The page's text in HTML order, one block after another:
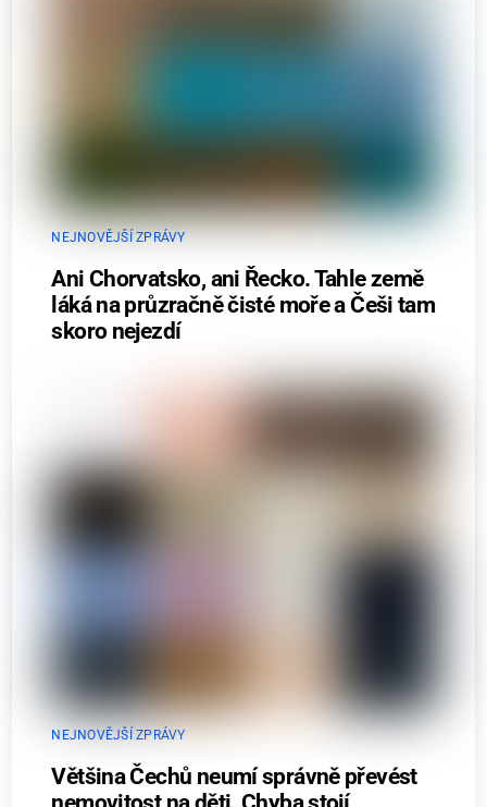
NEJNOVĚJŠÍ ZPRÁVY
Ani Chorvatsko, ani Řecko. Tahle země
láká na průzračně čisté moře a Češi tam
skoro nejezdí
NEJNOVĚJŠÍ ZPRÁVY
Většina Čechů neumí správně převést